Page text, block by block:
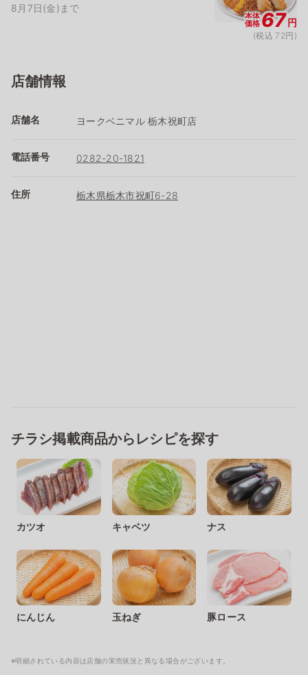
8月7日(金)まで
本体
価格67円
(税込 72円)
店舗情報
店舗名 ヨークベニマル 栃木祝町店
電話番号 0282-20-1821
住所 栃木県栃木市祝町6-28
チラシ掲載商品からレシピを探す
カツオ キャベツ ナス
にんじん 玉ねぎ 豚ロース
※明細されている内容は店舗の実売状況と異なる場合がございます。